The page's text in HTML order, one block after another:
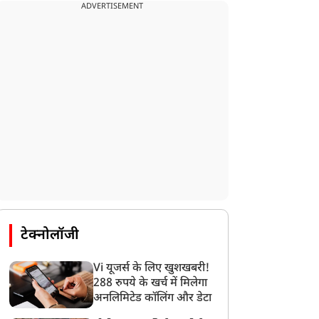
ADVERTISEMENT
टेक्नोलॉजी
Vi यूजर्स के लिए खुशखबरी!
288 रुपये के खर्च में मिलेगा
अनलिमिटेड कॉलिंग और डेटा